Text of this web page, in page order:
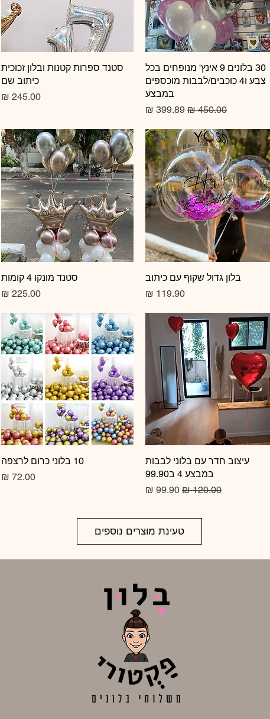
תצוגה מהירה
30 בלונים 9 אינץ' מנופחים בכל
צבע ו4 כוכבים/לבבות מוכספים
במבצע
מחיר רגיל מחיר מבצע
תצוגה מהירה
סטנד ספרות קטנות ובלון זכוכית
כיתוב שם
מחיר‏245.00 ‏₪
תצוגה מהירה
בלון גדול שקוף עם כיתוב
מחיר
תצוגה מהירה
סטנד מונקו 4 קומות
מחיר‏225.00 ‏₪
תצוגה מהירה
עיצוב חדר עם בלוני לבבות
במבצע 4 ב99.90
מחיר רגיל מחיר מבצע
תצוגה מהירה
10 בלוני כרום לרצפה
מחיר‏72.00 ‏₪
טעינת מוצרים נוספים